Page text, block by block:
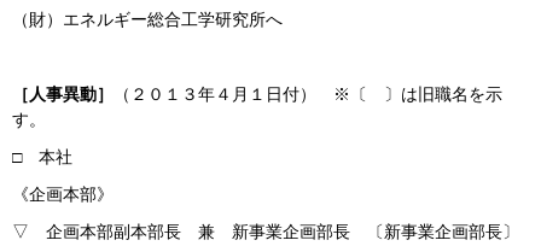
（財）エネルギー総合工学研究所へ
［人事異動］
（２０１３年４月１日付） ※〔 〕は旧職名を示
す。
□ 本社
《企画本部》
▽ 企画本部副本部長 兼 新事業企画部長 〔新事業企画部長〕